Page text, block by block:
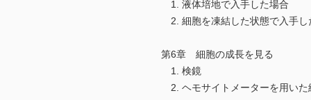
1. 液体培地で入手した場合
2. 細胞を凍結した状態で入手し
第6章 細胞の成長を見る
1. 検鏡
2. ヘモサイトメーターを用いた